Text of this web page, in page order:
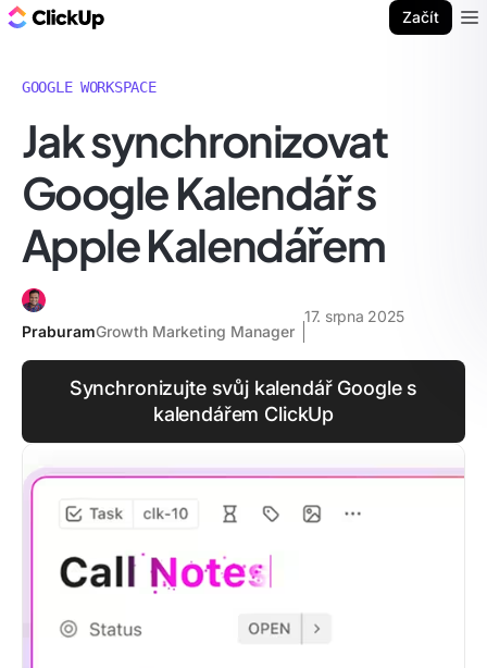
Začít
GOOGLE WORKSPACE
Jak synchronizovat
Google Kalendář s
Apple Kalendářem
PraburamGrowth Marketing Manager
17. srpna 2025
Synchronizujte svůj kalendář Google s
kalendářem ClickUp